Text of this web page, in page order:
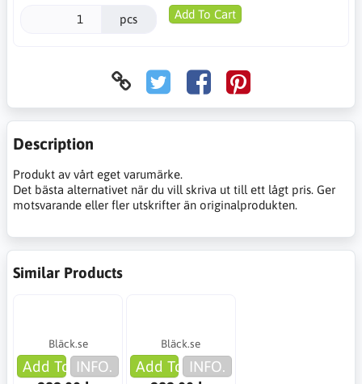
pcs Add To Cart
Description
Produkt av vårt eget varumärke.
Det bästa alternativet när du vill skriva ut till ett lågt pris. Ger
motsvarande eller fler utskrifter än originalprodukten.
Similar Products
Bläck.se
Add To Cart
INFO.
Bläck.se
Add To Cart
INFO.